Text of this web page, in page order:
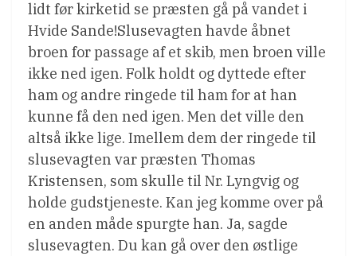
lidt før kirketid se præsten gå på vandet i
Hvide Sande!Slusevagten havde åbnet
broen for passage af et skib, men broen ville
ikke ned igen. Folk holdt og dyttede efter
ham og andre ringede til ham for at han
kunne få den ned igen. Men det ville den
altså ikke lige. Imellem dem der ringede til
slusevagten var præsten Thomas
Kristensen, som skulle til Nr. Lyngvig og
holde gudstjeneste. Kan jeg komme over på
en anden måde spurgte han. Ja, sagde
slusevagten. Du kan gå over den østlige